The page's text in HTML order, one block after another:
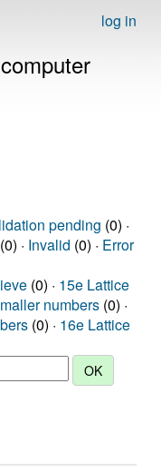
log in
pending (0) ·
(0) · Invalid (0) · Error
(0) · 15e Lattice
numbers (0) ·
(0) · 16e Lattice